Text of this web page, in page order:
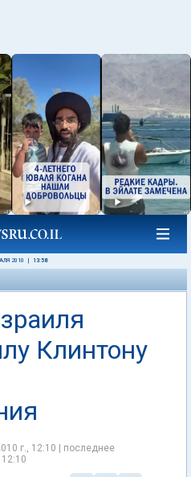
2010 13:58
Клинтону
г., 12:10 | последнее